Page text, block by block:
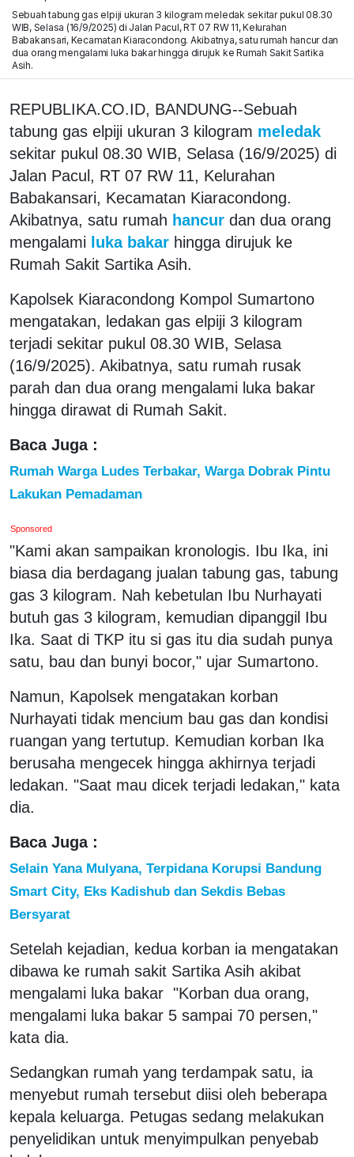
Sebuah tabung gas elpiji ukuran 3 kilogram meledak sekitar pukul 08.30
WIB, Selasa (16/9/2025) di Jalan Pacul, RT 07 RW 11, Kelurahan
Babakansari, Kecamatan Kiaracondong. Akibatnya, satu rumah hancur dan
dua orang mengalami luka bakar hingga dirujuk ke Rumah Sakit Sartika
Asih.
REPUBLIKA.CO.ID, BANDUNG--Sebuah
tabung gas elpiji ukuran 3 kilogram meledak
sekitar pukul 08.30 WIB, Selasa (16/9/2025) di
Jalan Pacul, RT 07 RW 11, Kelurahan
Babakansari, Kecamatan Kiaracondong.
Akibatnya, satu rumah hancur dan dua orang
mengalami luka bakar hingga dirujuk ke
Rumah Sakit Sartika Asih.
Kapolsek Kiaracondong Kompol Sumartono
mengatakan, ledakan gas elpiji 3 kilogram
terjadi sekitar pukul 08.30 WIB, Selasa
(16/9/2025). Akibatnya, satu rumah rusak
parah dan dua orang mengalami luka bakar
hingga dirawat di Rumah Sakit.
Baca Juga :
Rumah Warga Ludes Terbakar, Warga Dobrak Pintu
Lakukan Pemadaman
Sponsored
"Kami akan sampaikan kronologis. Ibu Ika, ini
biasa dia berdagang jualan tabung gas, tabung
gas 3 kilogram. Nah kebetulan Ibu Nurhayati
butuh gas 3 kilogram, kemudian dipanggil Ibu
Ika. Saat di TKP itu si gas itu dia sudah punya
satu, bau dan bunyi bocor," ujar Sumartono.
Namun, Kapolsek mengatakan korban
Nurhayati tidak mencium bau gas dan kondisi
ruangan yang tertutup. Kemudian korban Ika
berusaha mengecek hingga akhirnya terjadi
ledakan. "Saat mau dicek terjadi ledakan," kata
dia.
Baca Juga :
Selain Yana Mulyana, Terpidana Korupsi Bandung
Smart City, Eks Kadishub dan Sekdis Bebas
Bersyarat
Setelah kejadian, kedua korban ia mengatakan
dibawa ke rumah sakit Sartika Asih akibat
mengalami luka bakar "Korban dua orang,
mengalami luka bakar 5 sampai 70 persen,"
kata dia.
Sedangkan rumah yang terdampak satu, ia
menyebut rumah tersebut diisi oleh beberapa
kepala keluarga. Petugas sedang melakukan
penyelidikan untuk menyimpulkan penyebab